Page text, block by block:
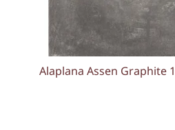
Alaplana Assen Graphite